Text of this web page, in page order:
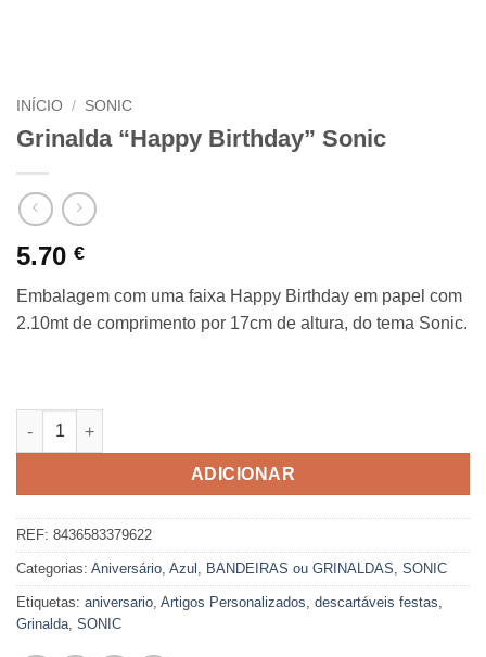
INÍCIO / SONIC
Grinalda “Happy Birthday” Sonic
5.70 €
Embalagem com uma faixa Happy Birthday em papel com
2.10mt de comprimento por 17cm de altura, do tema Sonic.
Quantidade de Grinalda "Happy Birthday" Sonic
ADICIONAR
REF: 8436583379622
Categorias: Aniversário Azul BANDEIRAS ou GRINALDAS SONIC
Etiquetas: aniversario Artigos Personalizados descartáveis festas
Grinalda SONIC